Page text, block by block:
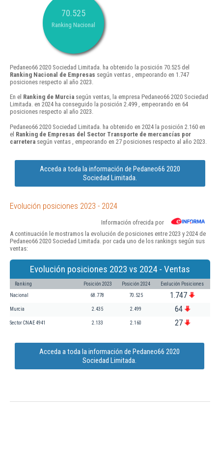
70.525
Ranking Nacional
Pedaneo66 2020 Sociedad Limitada. ha obtenido la posición 70.525 del
Ranking Nacional de Empresas según ventas , empeorando en 1.747
posiciones respecto al año 2023.
En el Ranking de Murcia según ventas, la empresa Pedaneo66 2020 Sociedad
Limitada. en 2024 ha conseguido la posición 2.499 , empeorando en 64
posiciones respecto al año 2023.
Pedaneo66 2020 Sociedad Limitada. ha obtenido en 2024 la posición 2.160 en
el Ranking de Empresas del Sector Transporte de mercancías por
carretera según ventas , empeorando en 27 posiciones respecto al año 2023.
Acceda a toda la información de Pedaneo66 2020
Sociedad Limitada.
Evolución posiciones 2023 - 2024
Información ofrecida por
A continuación le mostramos la evolución de posiciones entre 2023 y 2024 de
Pedaneo66 2020 Sociedad Limitada. por cada uno de los rankings según sus
ventas:
Evolución posiciones 2023 vs 2024 - Ventas
Ranking Posición 2023 Posición 2024 Evolución Posiciones
Nacional 68.778 70.525 1.747
Murcia 2.435 2.499 64
Sector CNAE 4941 2.133 2.160 27
Acceda a toda la información de Pedaneo66 2020
Sociedad Limitada.